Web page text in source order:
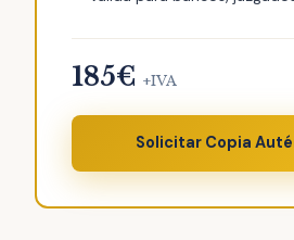
185€ +IVA
Solicitar Copia